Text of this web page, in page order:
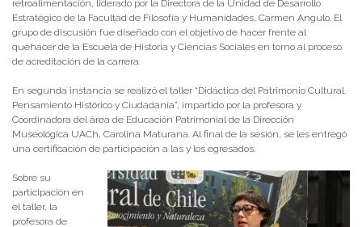
retroalimentación, liderado por la Directora de la Unidad de Desarrollo
Estratégico de la Facultad de Filosofía y Humanidades, Carmen Angulo. El
grupo de discusión fue diseñado con el objetivo de hacer frente al
quehacer de la Escuela de Historia y Ciencias Sociales en torno al proceso
de acreditación de la carrera.
En segunda instancia se realizó el taller “Didáctica del Patrimonio Cultural.
Pensamiento Histórico y Ciudadanía”, impartido por la profesora y
Coordinadora del área de Educación Patrimonial de la Dirección
Museológica UACh, Carolina Maturana. Al final de la sesión, se les entregó
una certificación de participación a las y los egresados.
Sobre su
participación en
el taller, la
profesora de